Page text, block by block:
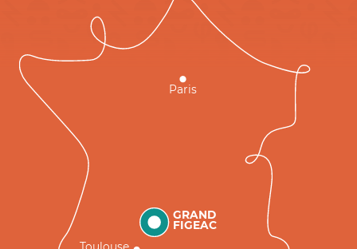
GRAND
FIGEAC
Paris